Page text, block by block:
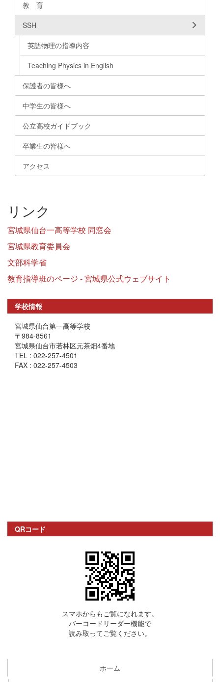
教 育
SSH
英語物理の指導内容
Teaching Physics in English
保護者の皆様へ
中学生の皆様へ
公立高校ガイドブック
卒業生の皆様へ
アクセス
リンク
宮城県仙台一高等学校 同窓会
宮城県教育委員会
文部科学省
教育指導班のページ - 宮城県公式ウェブサイト
学校情報
宮城県仙台第一高等学校
〒984-8561
宮城県仙台市若林区元茶畑4番地
TEL : 022-257-4501
FAX : 022-257-4503
QRコード
スマホからもご覧になれます。
バーコードリーダー機能で
読み取ってご覧ください。
ホーム